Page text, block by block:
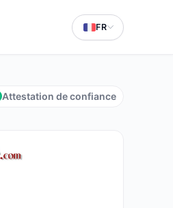
FR
Attestation de confiance